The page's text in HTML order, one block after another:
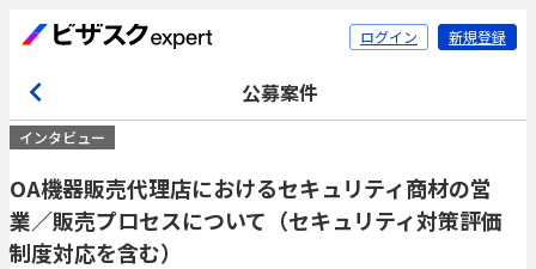
ログイン 新規登録
公募案件
インタビュー
OA機器販売代理店におけるセキュリティ商材の営
業／販売プロセスについて（セキュリティ対策評価
制度対応を含む）